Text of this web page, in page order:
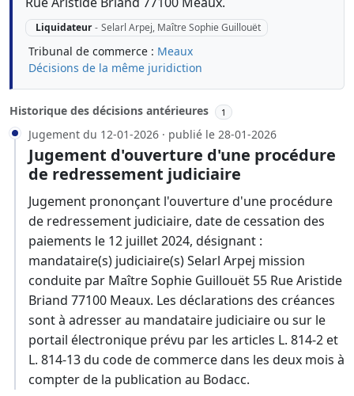
Liquidateur - Selarl Arpej, Maître Sophie Guillouët
Tribunal de commerce : Meaux
Décisions de la même juridiction
Historique des décisions antérieures 1
Jugement du 12-01-2026 · publié le 28-01-2026
Jugement d'ouverture d'une procédure
de redressement judiciaire
Jugement prononçant l'ouverture d'une procédure
de redressement judiciaire, date de cessation des
paiements le 12 juillet 2024, désignant :
mandataire(s) judiciaire(s) Selarl Arpej mission
conduite par Maître Sophie Guillouët 55 Rue Aristide
Briand 77100 Meaux. Les déclarations des créances
sont à adresser au mandataire judiciaire ou sur le
portail électronique prévu par les articles L. 814-2 et
L. 814-13 du code de commerce dans les deux mois à
compter de la publication au Bodacc.